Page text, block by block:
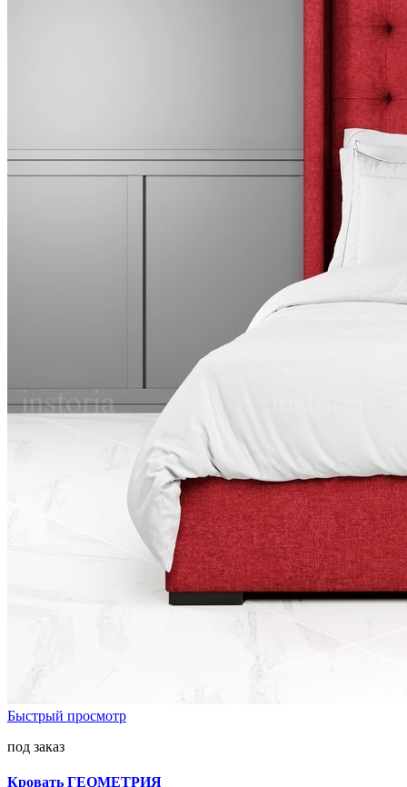
Быстрый просмотр
под заказ
Кровать ГЕОМЕТРИЯ